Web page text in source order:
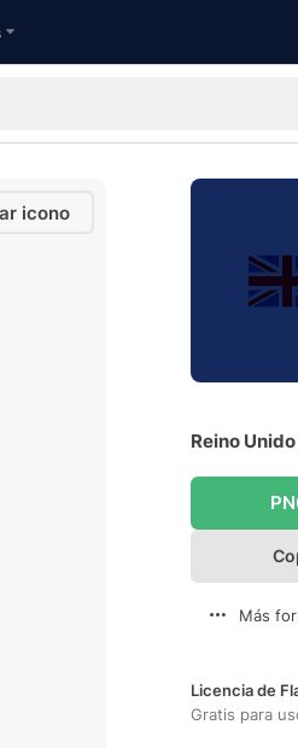
icono
Reino
Más
Licencia de
Gratis para